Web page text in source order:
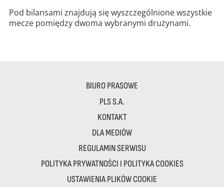
Pod bilansami znajdują się wyszczególnione wszystkie
mecze pomiędzy dwoma wybranymi drużynami.
BIURO PRASOWE
PLS S.A.
KONTAKT
DLA MEDIÓW
REGULAMIN SERWISU
POLITYKA PRYWATNOŚCI I POLITYKA COOKIES
USTAWIENIA PLIKÓW COOKIE